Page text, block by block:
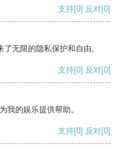
支持[0] 反对[0]
无限的隐私保护和自由。
支持[0] 反对[0]
我的娱乐提供帮助。
支持[0] 反对[0]